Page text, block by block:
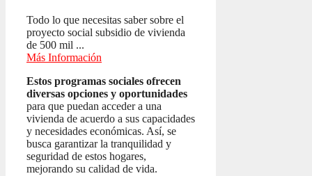
Todo lo que necesitas saber sobre el
proyecto social subsidio de vivienda
de 500 mil ...
Más Información
Estos programas sociales ofrecen
diversas opciones y oportunidades
para que puedan acceder a una
vivienda de acuerdo a sus capacidades
y necesidades económicas. Así, se
busca garantizar la tranquilidad y
seguridad de estos hogares,
mejorando su calidad de vida.